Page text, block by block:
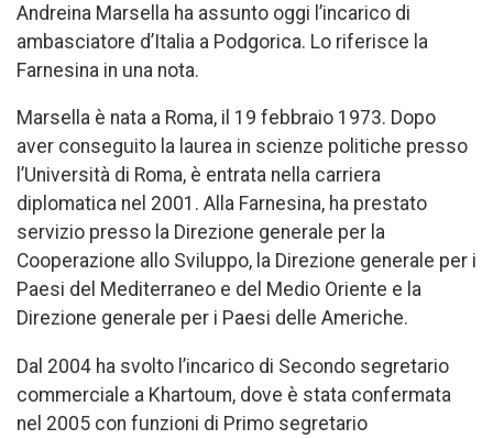
Andreina Marsella ha assunto oggi l’incarico di
ambasciatore d’Italia a Podgorica. Lo riferisce la
Farnesina in una nota.
Marsella è nata a Roma, il 19 febbraio 1973. Dopo
aver conseguito la laurea in scienze politiche presso
l’Università di Roma, è entrata nella carriera
diplomatica nel 2001. Alla Farnesina, ha prestato
servizio presso la Direzione generale per la
Cooperazione allo Sviluppo, la Direzione generale per i
Paesi del Mediterraneo e del Medio Oriente e la
Direzione generale per i Paesi delle Americhe.
Dal 2004 ha svolto l’incarico di Secondo segretario
commerciale a Khartoum, dove è stata confermata
nel 2005 con funzioni di Primo segretario